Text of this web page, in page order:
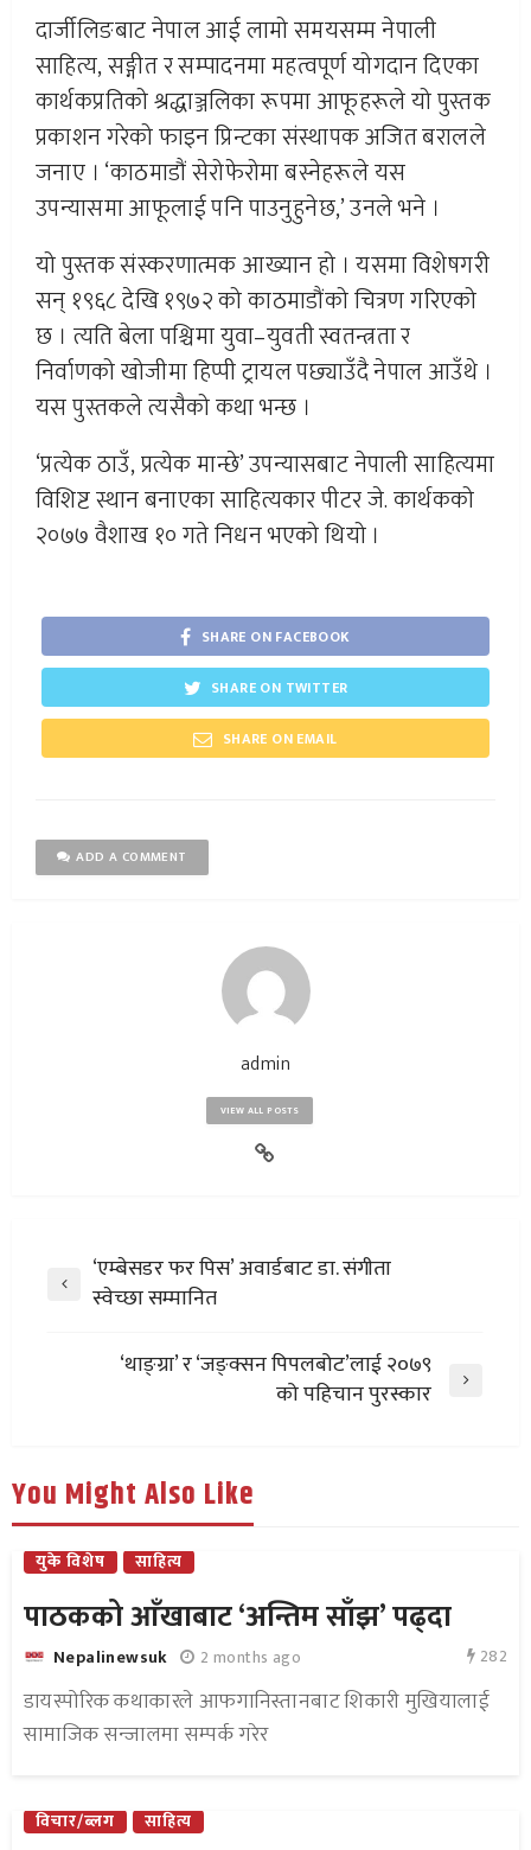
दार्जीलिङबाट नेपाल आई लामो समयसम्म नेपाली
साहित्य, सङ्गीत र सम्पादनमा महत्वपूर्ण योगदान दिएका
कार्थकप्रतिको श्रद्धाञ्जलिका रूपमा आफूहरूले यो पुस्तक
प्रकाशन गरेको फाइन प्रिन्टका संस्थापक अजित बरालले
जनाए । ‘काठमाडौं सेरोफेरोमा बस्नेहरूले यस
उपन्यासमा आफूलाई पनि पाउनुहुनेछ,’ उनले भने ।
यो पुस्तक संस्करणात्मक आख्यान हो । यसमा विशेषगरी
सन् १९६८ देखि १९७२ को काठमाडौंको चित्रण गरिएको
छ । त्यति बेला पश्चिमा युवा–युवती स्वतन्त्रता र
निर्वाणको खोजीमा हिप्पी ट्रायल पछ्याउँदै नेपाल आउँथे ।
यस पुस्तकले त्यसैको कथा भन्छ ।
‘प्रत्येक ठाउँ, प्रत्येक मान्छे’ उपन्यासबाट नेपाली साहित्यमा
विशिष्ट स्थान बनाएका साहित्यकार पीटर जे. कार्थकको
२०७७ वैशाख १० गते निधन भएको थियो ।
SHARE ON FACEBOOK
SHARE ON TWITTER
SHARE ON EMAIL
ADD A COMMENT
admin
VIEW ALL POSTS
‘एम्बेसडर फर पिस’ अवार्डबाट डा. संगीता
स्वेच्छा सम्मानित
‘थाङ्ग्रा’ र ‘जङ्क्सन पिपलबोट’लाई २०७९
को पहिचान पुरस्कार
You Might Also Like
युके विशेष साहित्य
पाठकको आँखाबाट ‘अन्तिम साँझ’ पढ्दा
Nepalinewsuk 2 months ago 282
डायस्पोरिक कथाकारले आफगानिस्तानबाट शिकारी मुखियालाई
सामाजिक सन्जालमा सम्पर्क गरेर
विचार/ब्लग साहित्य